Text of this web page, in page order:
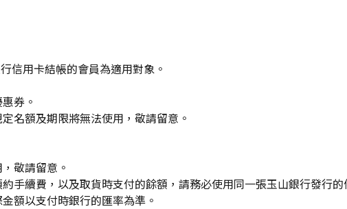
信用卡結帳的會員為適用對象。
券。
名額及期限將無法使用，敬請留意。
敬請留意。
手續費，以及取貨時支付的餘額，請務必使用同一張玉山銀行發行的
額以支付時銀行的匯率為準。